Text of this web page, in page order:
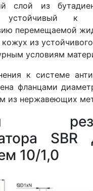
слой из
устойчивый к
перемещаемой
из
условиям
к системе
фланцами
из нержавеющих
10/1,0